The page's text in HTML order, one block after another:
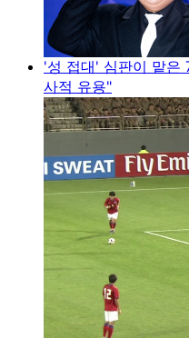
'성 접대' 심판이 맡은
사적 유용"